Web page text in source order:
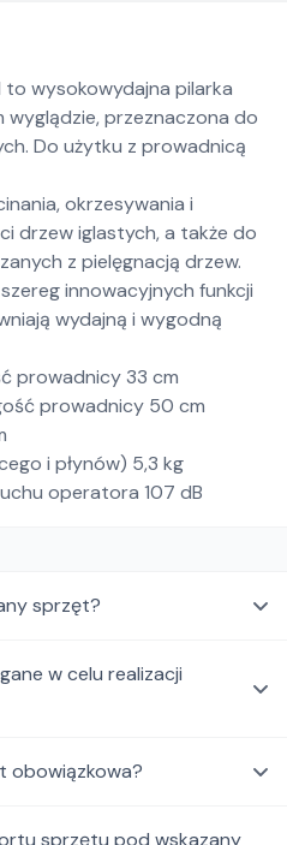
to wysokowydajna pilarka
przeznaczona do
Do użytku z prowadnicą
okrzesywania i
drzew iglastych, a także do
z pielęgnacją drzew.
innowacyjnych funkcji
wydajną i wygodną
prowadnicy 33 cm
prowadnicy 50 cm
i płynów) 5,3 kg
operatora 107 dB
sprzęt?
w celu realizacji
obowiązkowa?
sprzętu pod wskazany